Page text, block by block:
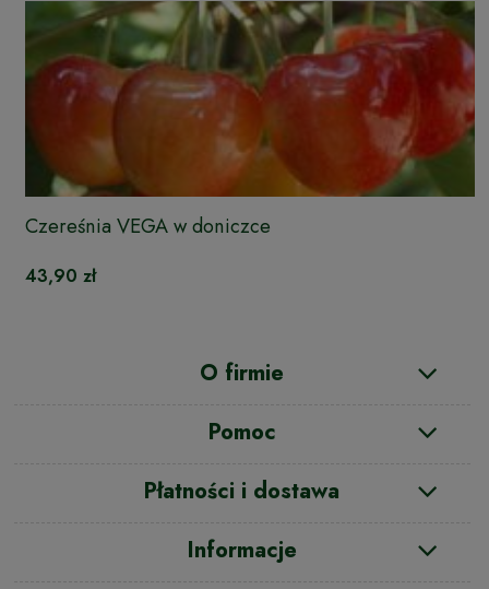
Czereśnia VEGA w doniczce
43,90 zł
O firmie
Pomoc
Płatności i dostawa
Informacje